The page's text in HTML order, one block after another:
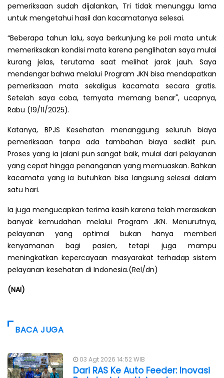
pemeriksaan sudah dijalankan, Tri tidak menunggu lama
untuk mengetahui hasil dan kacamatanya selesai.
“Beberapa tahun lalu, saya berkunjung ke poli mata untuk
memeriksakan kondisi mata karena penglihatan saya mulai
kurang jelas, terutama saat melihat jarak jauh. Saya
mendengar bahwa melalui Program JKN bisa mendapatkan
pemeriksaan mata sekaligus kacamata secara gratis.
Setelah saya coba, ternyata memang benar", ucapnya,
Rabu (19/11/2025).
Katanya, BPJS Kesehatan menanggung seluruh biaya
pemeriksaan tanpa ada tambahan biaya sedikit pun.
Proses yang ia jalani pun sangat baik, mulai dari pelayanan
yang cepat hingga penanganan yang memuaskan. Bahkan
kacamata yang ia butuhkan bisa langsung selesai dalam
satu hari.
Ia juga mengucapkan terima kasih karena telah merasakan
banyak kemudahan melalui Program JKN. Menurutnya,
pelayanan yang optimal bukan hanya memberi
kenyamanan bagi pasien, tetapi juga mampu
meningkatkan kepercayaan masyarakat terhadap sistem
pelayanan kesehatan di Indonesia.(Rel/dn)
(NAI)
BACA JUGA
03 Agt 2026 14:52 WIB
Dari RAS Ke Auto Feeder: Inovasi